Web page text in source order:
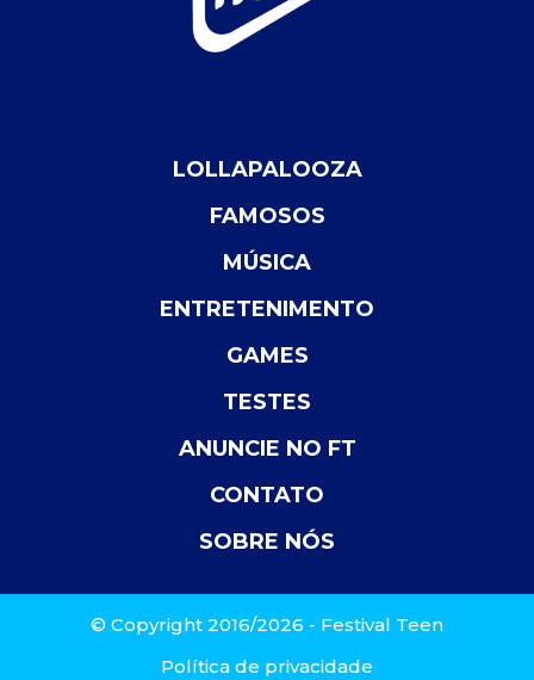
LOLLAPALOOZA
FAMOSOS
MÚSICA
ENTRETENIMENTO
GAMES
TESTES
ANUNCIE NO FT
CONTATO
SOBRE NÓS
© Copyright 2016/2026 - Festival Teen
Política de privacidade